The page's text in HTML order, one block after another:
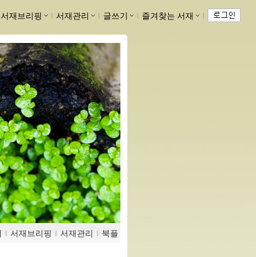
서재브리핑 서재관리 글쓰기 즐겨찾는 서재
ｌ 서재브리핑 ｌ 서재관리 ｌ 북플